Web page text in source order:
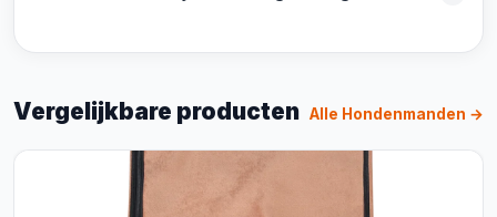
Vergelijkbare producten Alle Hondenmanden →